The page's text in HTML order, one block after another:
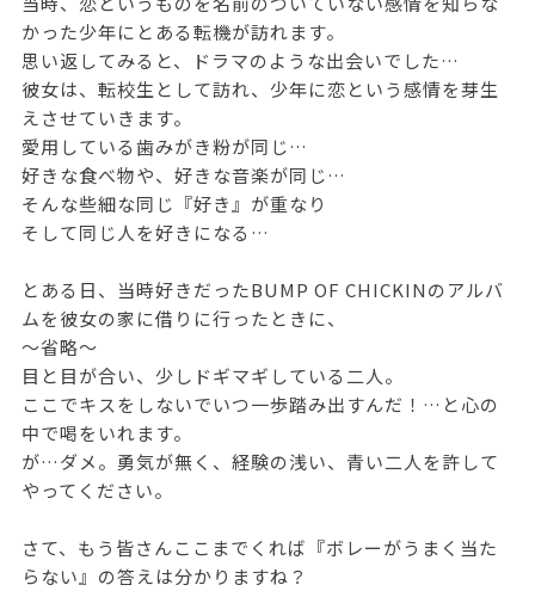
かった少年にとある転機が訪れます。
思い返してみると、ドラマのような出会いでした…
彼女は、転校生として訪れ、少年に恋という感情を芽生
えさせていきます。
愛用している歯みがき粉が同じ…
好きな食べ物や、好きな音楽が同じ…
そんな些細な同じ『好き』が重なり
そして同じ人を好きになる…
とある日、当時好きだったBUMP OF CHICKINのアルバ
ムを彼女の家に借りに行ったときに、
～省略～
目と目が合い、少しドギマギしている二人。
ここでキスをしないでいつ一歩踏み出すんだ！…と心の
中で喝をいれます。
が…ダメ。勇気が無く、経験の浅い、青い二人を許して
やってください。
さて、もう皆さんここまでくれば『ボレーがうまく当た
らない』の答えは分かりますね？